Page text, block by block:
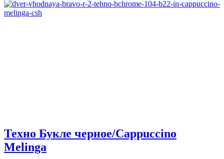
Техно Букле черное/Cappuccino
Melinga